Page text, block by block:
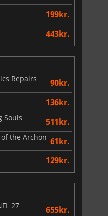
199kr.
443kr.
Repairs
90kr.
136kr.
Souls 511kr.
of the Archon 61kr.
129kr.
27
655kr.